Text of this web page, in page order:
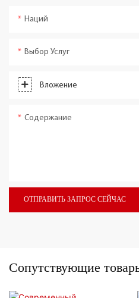
Наций
Выбор Услуг
Вложение
Содержание
ОТПРАВИТЬ ЗАПРОС СЕЙЧАС
Сопутствующие